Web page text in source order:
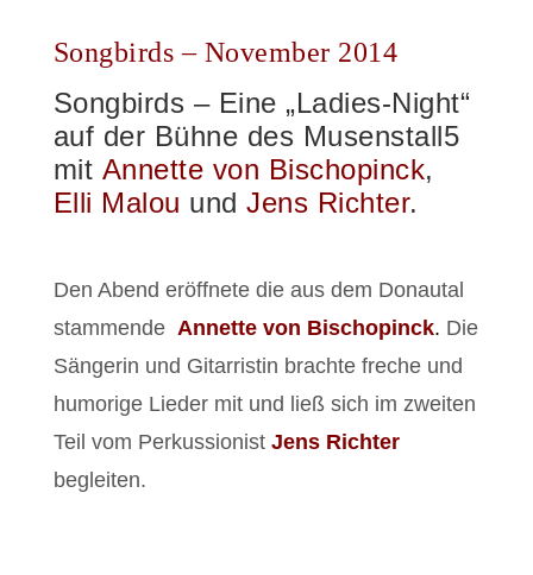
Songbirds – November 2014
Songbirds – Eine „Ladies-Night“
auf der Bühne des Musenstall5
mit Annette von Bischopinck,
Elli Malou undJens Richter.
Den Abend eröffnete die aus dem Donautal
stammende Annette von Bischopinck. Die
Sängerin und Gitarristin brachte freche und
humorige Lieder mit und ließ sich im zweiten
Teil vom Perkussionist Jens Richter
begleiten.